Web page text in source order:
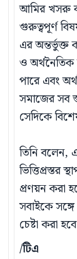
আমির খসরু
গুরুত্বপূর্ণ
এর অন্তর্ভুক্ত
ও অর্থনৈতিক
পারে এবং
সমাজের সব
সেদিকে
তিনি বলেন,
ভিত্তিপ্রস্তর
প্রণয়ন করা
সবাইকে
চেষ্টা করা
/টিএ